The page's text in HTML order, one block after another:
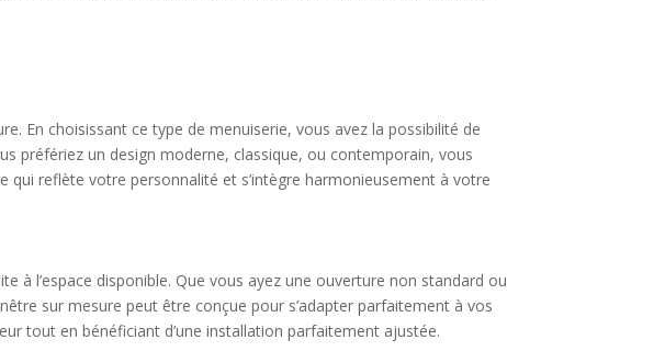
En choisissant ce type de menuiserie, vous avez la possibilité de
préfériez un design moderne, classique, ou contemporain, vous
reflète votre personnalité et s’intègre harmonieusement à votre
à l’espace disponible. Que vous ayez une ouverture non standard ou
sur mesure peut être conçue pour s’adapter parfaitement à vos
tout en bénéficiant d’une installation parfaitement ajustée.